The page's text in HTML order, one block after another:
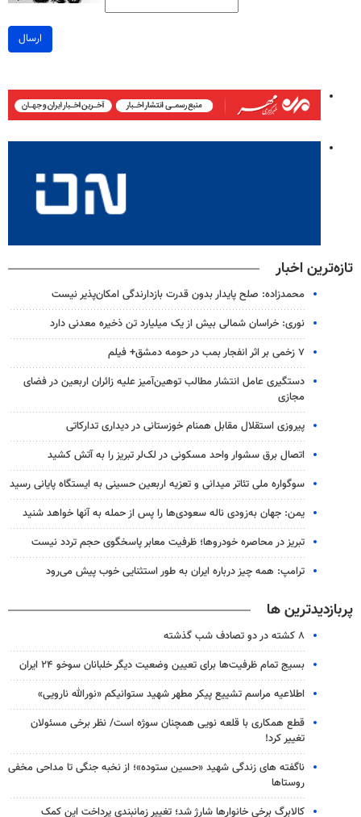
ارسال
تازه‌ترین اخبار
محمدزاده: صلح پایدار بدون قدرت بازدارندگی امکان‌پذیر نیست
نوری: خراسان شمالی بیش از یک میلیارد تن ذخیره معدنی دارد
۷ زخمی بر اثر انفجار بمب در حومه دمشق+ فیلم
دستگیری عامل انتشار مطالب توهین‌آمیز علیه زائران اربعین در فضای
مجازی
پیروزی استقلال مقابل همنام خوزستانی در دیداری تدارکاتی
اتصال برق سشوار واحد مسکونی در لک‌لر تبریز را به آتش کشید
سوگواره ملی تئاتر میدانی و تعزیه اربعین حسینی به ایستگاه پایانی رسید
یمن: جهان به‌زودی ناله سعودی‌ها را پس از حمله به آنها خواهد شنید
تبریز در محاصره خودروها؛ ظرفیت معابر پاسخگوی حجم تردد نیست
ترامپ: همه چیز درباره ایران به طور استثنایی خوب پیش می‌رود
پربازدیدترین ها
۸ کشته در دو تصادف شب گذشته
بسیج تمام ظرفیت‌ها برای تعیین وضعیت دیگر خلبانان سوخو ۲۴ ایران
اطلاعیه مراسم تشییع پیکر مطهر شهید ستوانیکم «نورالله نارویی»
قطع همکاری با قلعه نویی همچنان سوژه است/ نظر برخی مسئولان
تغییر کرد!
ناگفته های زندگی شهید «حسین ستوده»؛ از نخبه جنگی تا مداحی مخفی
روستاها
کالابرگ برخی خانوارها شارژ شد؛ تغییر زمانبندی پرداخت این کمک